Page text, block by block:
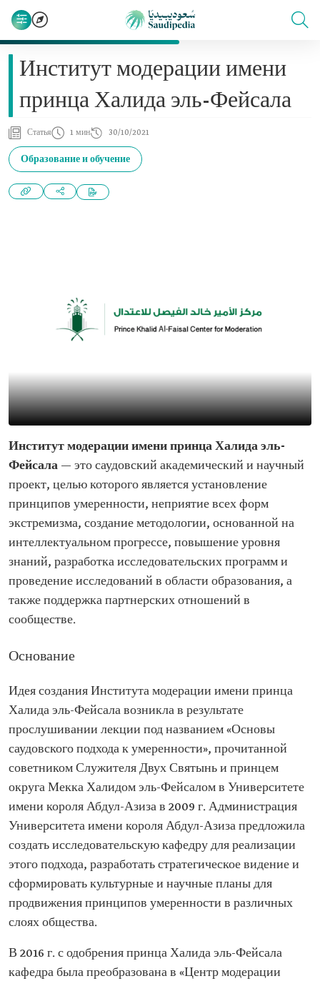
Институт модерации имени
принца Халида эль-Фейсала
Статья 1 мин 30/10/2021
Образование и обучение
Институт модерации имени принца Халида эль-
Фейсала — это саудовский академический и научный
проект, целью которого является установление
принципов умеренности, неприятие всех форм
экстремизма, создание методологии, основанной на
интеллектуальном прогрессе, повышение уровня
знаний, разработка исследовательских программ и
проведение исследований в области образования, а
также поддержка партнерских отношений в
сообществе.
Основание
Идея создания Института модерации имени принца
Халида эль-Фейсала возникла в результате
прослушивании лекции под названием «Основы
саудовского подхода к умеренности», прочитанной
советником Служителя Двух Святынь и принцем
округа Мекка Халидом эль-Фейсалом в Университете
имени короля Абдул-Азиза в 2009 г. Администрация
Университета имени короля Абдул-Азиза предложила
создать исследовательскую кафедру для реализации
этого подхода, разработать стратегическое видение и
сформировать культурные и научные планы для
продвижения принципов умеренности в различных
слоях общества.
В 2016 г. с одобрения принца Халида эль-Фейсала
кафедра была преобразована в «Центр модерации